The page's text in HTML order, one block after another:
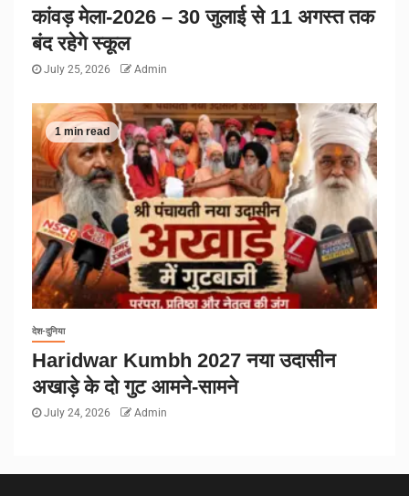
कांवड़ मेला-2026 – 30 जुलाई से 11 अगस्त तक
बंद रहेगे स्कूल
July 25, 2026 Admin
1 min read
देश-दुनिया
Haridwar Kumbh 2027 नया उदासीन
अखाड़े के दो गुट आमने-सामने
July 24, 2026 Admin